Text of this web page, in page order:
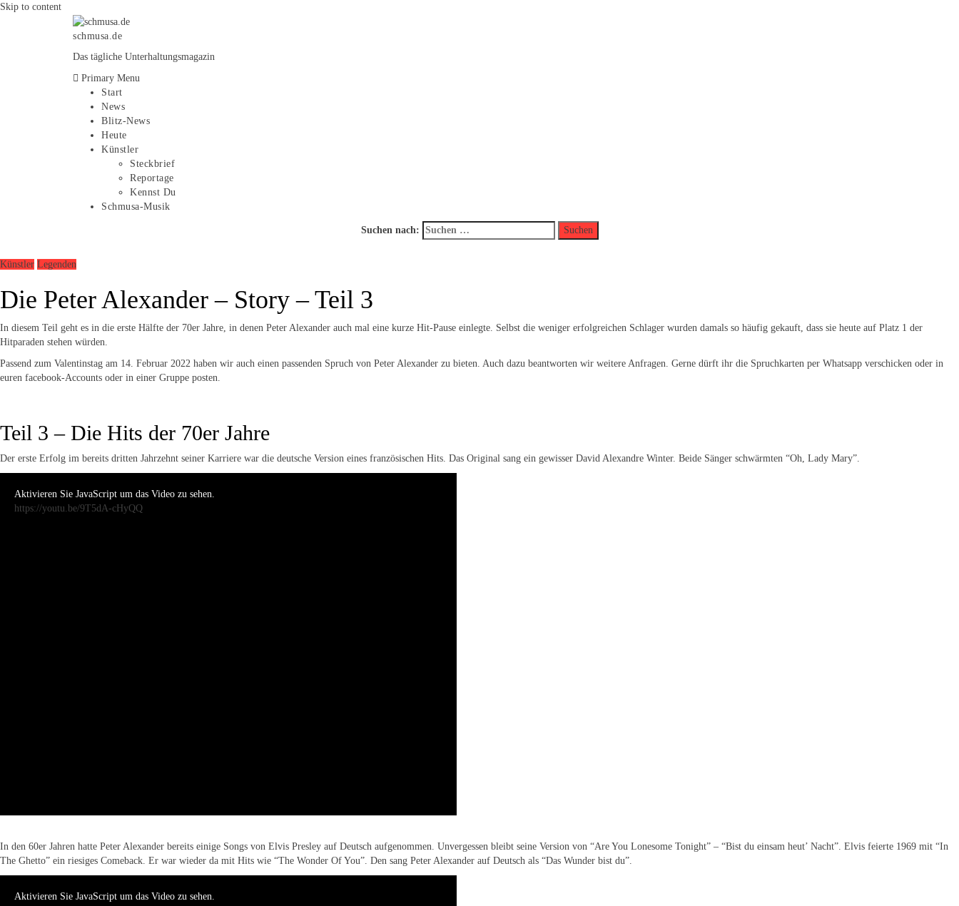
Skip to content
schmusa.de
Das tägliche Unterhaltungsmagazin
Primary Menu
Start
News
Blitz-News
Heute
Künstler
Steckbrief
Reportage
Kennst Du
Schmusa-Musik
Suchen nach:
Künstler Legenden
Die Peter Alexander – Story – Teil 3
In diesem Teil geht es in die erste Hälfte der 70er Jahre, in denen Peter Alexander auch mal eine kurze Hit-Pause einlegte. Selbst die weniger erfolgreichen Schlager wurden damals so häufig gekauft, dass sie heute auf Platz 1 der
Hitparaden stehen würden.
Passend zum Valentinstag am 14. Februar 2022 haben wir auch einen passenden Spruch von Peter Alexander zu bieten. Auch dazu beantworten wir weitere Anfragen. Gerne dürft ihr die Spruchkarten per Whatsapp verschicken oder in
euren facebook-Accounts oder in einer Gruppe posten.
Teil 3 – Die Hits der 70er Jahre
Der erste Erfolg im bereits dritten Jahrzehnt seiner Karriere war die deutsche Version eines französischen Hits. Das Original sang ein gewisser David Alexandre Winter. Beide Sänger schwärmten “Oh, Lady Mary”.
Aktivieren Sie JavaScript um das Video zu sehen.
https://youtu.be/9T5dA-cHyQQ
In den 60er Jahren hatte Peter Alexander bereits einige Songs von Elvis Presley auf Deutsch aufgenommen. Unvergessen bleibt seine Version von “Are You Lonesome Tonight” – “Bist du einsam heut’ Nacht”. Elvis feierte 1969 mit “In
The Ghetto” ein riesiges Comeback. Er war wieder da mit Hits wie “The Wonder Of You”. Den sang Peter Alexander auf Deutsch als “Das Wunder bist du”.
Aktivieren Sie JavaScript um das Video zu sehen.